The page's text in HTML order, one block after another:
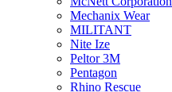
Mechanix Wear
MILITANT
Nite Ize
Peltor 3M
Pentagon
Rhino Rescue